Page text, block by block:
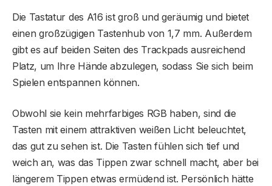
Die Tastatur des A16 ist groß und geräumig und bietet
einen großzügigen Tastenhub von 1,7 mm. Außerdem
gibt es auf beiden Seiten des Trackpads ausreichend
Platz, um Ihre Hände abzulegen, sodass Sie sich beim
Spielen entspannen können.
Obwohl sie kein mehrfarbiges RGB haben, sind die
Tasten mit einem attraktiven weißen Licht beleuchtet,
das gut zu sehen ist. Die Tasten fühlen sich tief und
weich an, was das Tippen zwar schnell macht, aber bei
längerem Tippen etwas ermüdend ist. Persönlich hätte